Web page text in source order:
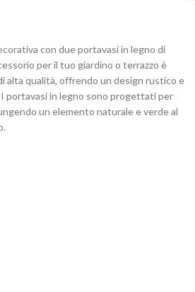
con due portavasi in legno di
per il tuo giardino o terrazzo è
alta qualità, offrendo un design rustico e
portavasi in legno sono progettati per
un elemento naturale e verde al